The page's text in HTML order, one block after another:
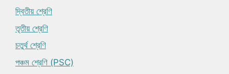
দ্বিতীয় শ্রেণি
তৃতীয় শ্রেণি
চতুর্থ শ্রেণি
পঞ্চম শ্রেণি (PSC)